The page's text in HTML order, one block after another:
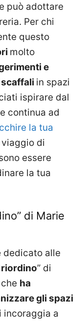
può adottare
Per chi
questo
molto
e
in spazi
ispirare dal
continua ad
la tua
di
essere
la tua
di Marie
dedicato alle
riordino” di
ha
gli spazi
incoraggia a